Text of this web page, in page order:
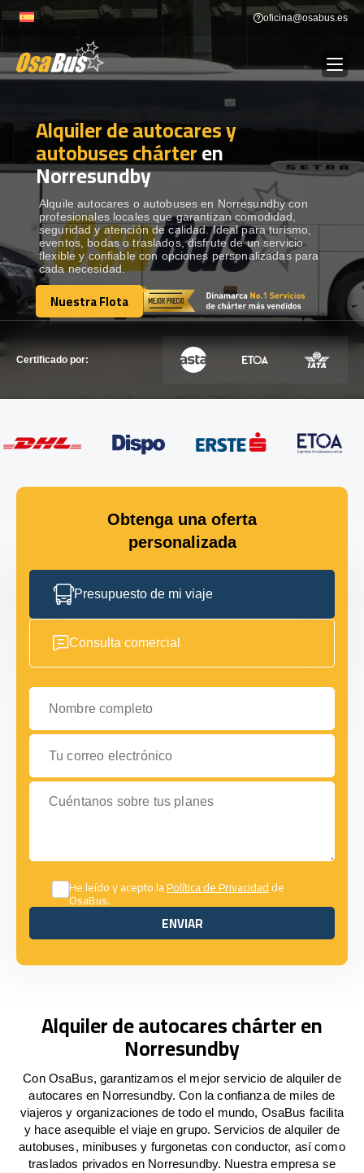
to
oficina@osabus.es
ALQUILER DE AUTOCARES
DESTINOS Show dropdown
RECORRIDAS Show dropdown
FLOTA
Alquiler de autocares y
autobuses chárteren
Norresundby
Alquile autocares o autobuses en Norresundby con
profesionales locales que garantizan comodidad,
seguridad y atención de calidad. Ideal para turismo,
eventos, bodas o traslados, disfrute de un servicio
flexible y confiable con opciones personalizadas para
cada necesidad.
Nuestra Flota
Nuestra Flota
Certificado por:
Obtenga una oferta
personalizada
Presupuesto de mi viaje
Consulta comercial
Nombre completo
Tu correo electrónico
Cuéntanos sobre tus planes
He leído y acepto laPolítica de Privacidadde
OsaBus.
ENVIAR
ENVIAR
Alquiler de autocares chárter en
Norresundby
Con OsaBus, garantizamos el mejor servicio de alquiler de
autocares en Norresundby. Con la confianza de miles de
viajeros y organizaciones de todo el mundo, OsaBus facilita
y hace asequible el viaje en grupo. Servicios de alquiler de
autobuses, minibuses y furgonetas con conductor, así como
traslados privados en Norresundby. Nuestra empresa se